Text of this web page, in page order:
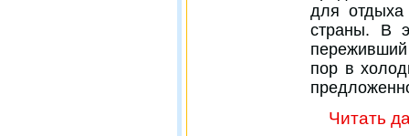
для
страны. В
переживший
пор в
Читать